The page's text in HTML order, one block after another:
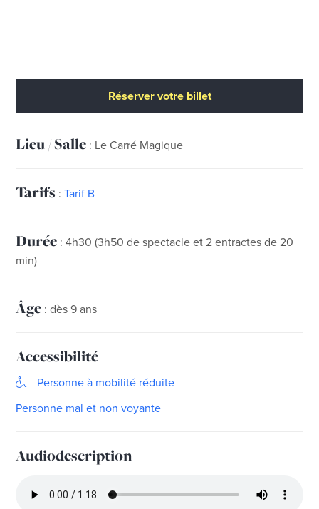
Réserver votre billet
Lieu / Salle : Le Carré Magique
Tarifs :Tarif B
Durée : 4h30 (3h50 de spectacle et 2 entractes de 20
min)
Âge : dès 9 ans
Accessibilité
Personne à mobilité réduite
Personne mal et non voyante
Audiodescription